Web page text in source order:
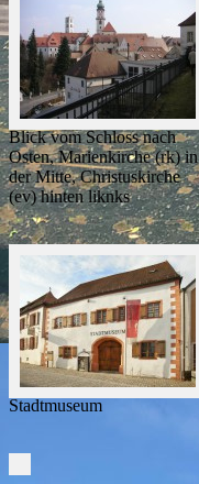
Blick vom Schloss nach
Osten, Marienkirche (rk) in
der Mitte, Christuskirche
(ev) hinten liknks
Stadtmuseum